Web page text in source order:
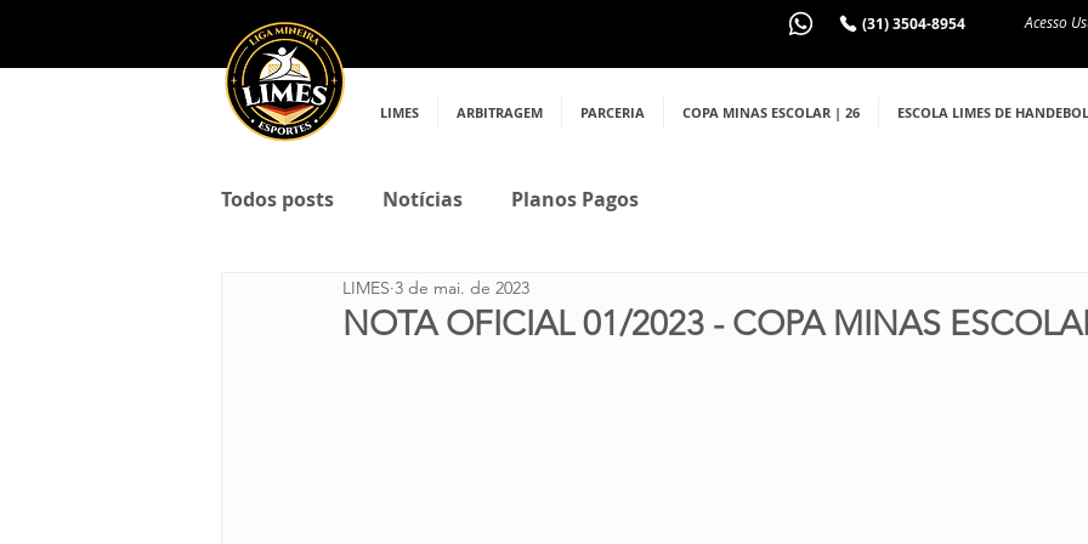
(31) 3504-8954 Acesso
LIMES ARBITRAGEM PARCERIA COPA MINAS ESCOLAR | 26 ESCOLA LIMES DE HANDEBOL
Todos posts Notícias Planos Pagos
NOTA OFICIAL 01/2023 - COPA MINAS
LIMES 3 de mai. de 2023